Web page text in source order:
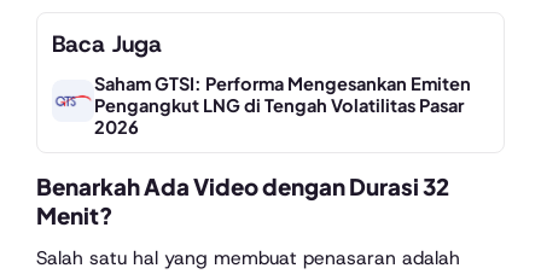
Baca Juga
Saham GTSI: Performa Mengesankan Emiten
Pengangkut LNG di Tengah Volatilitas Pasar
2026
Benarkah Ada Video dengan Durasi 32
Menit?
Salah satu hal yang membuat penasaran adalah